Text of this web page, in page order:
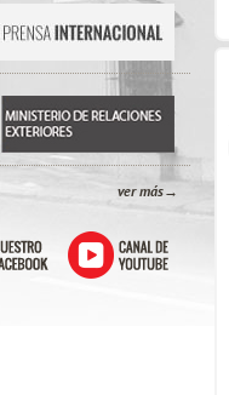
ver más